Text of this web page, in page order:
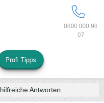
0800 000 98
07
Profi Tipps
hilfreiche Antworten